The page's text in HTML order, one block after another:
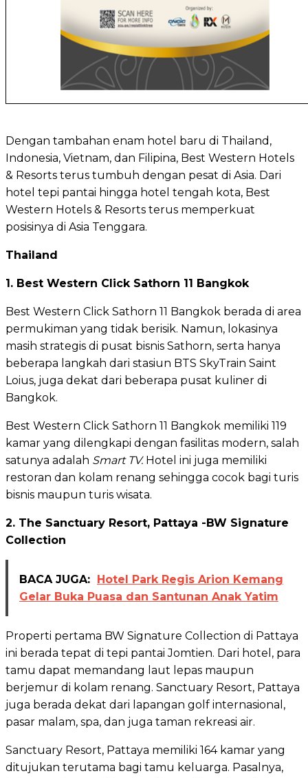
Dengan tambahan enam hotel baru di Thailand,
Indonesia, Vietnam, dan Filipina, Best Western Hotels
& Resorts terus tumbuh dengan pesat di Asia. Dari
hotel tepi pantai hingga hotel tengah kota, Best
Western Hotels & Resorts terus memperkuat
posisinya di Asia Tenggara.
Thailand
1. Best Western Click Sathorn 11 Bangkok
Best Western Click Sathorn 11 Bangkok berada di area
permukiman yang tidak berisik. Namun, lokasinya
masih strategis di pusat bisnis Sathorn, serta hanya
beberapa langkah dari stasiun BTS SkyTrain Saint
Loius, juga dekat dari beberapa pusat kuliner di
Bangkok.
Best Western Click Sathorn 11 Bangkok memiliki 119
kamar yang dilengkapi dengan fasilitas modern, salah
satunya adalah Smart TV. Hotel ini juga memiliki
restoran dan kolam renang sehingga cocok bagi turis
bisnis maupun turis wisata.
2. The Sanctuary Resort, Pattaya -BW Signature
Collection
BACA JUGA: Hotel Park Regis Arion Kemang
Gelar Buka Puasa dan Santunan Anak Yatim
Properti pertama BW Signature Collection di Pattaya
ini berada tepat di tepi pantai Jomtien. Dari hotel, para
tamu dapat memandang laut lepas maupun
berjemur di kolam renang. Sanctuary Resort, Pattaya
juga berada dekat dari lapangan golf internasional,
pasar malam, spa, dan juga taman rekreasi air.
Sanctuary Resort, Pattaya memiliki 164 kamar yang
ditujukan terutama bagi tamu keluarga. Pasalnya,